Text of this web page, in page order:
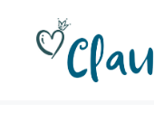
contenido